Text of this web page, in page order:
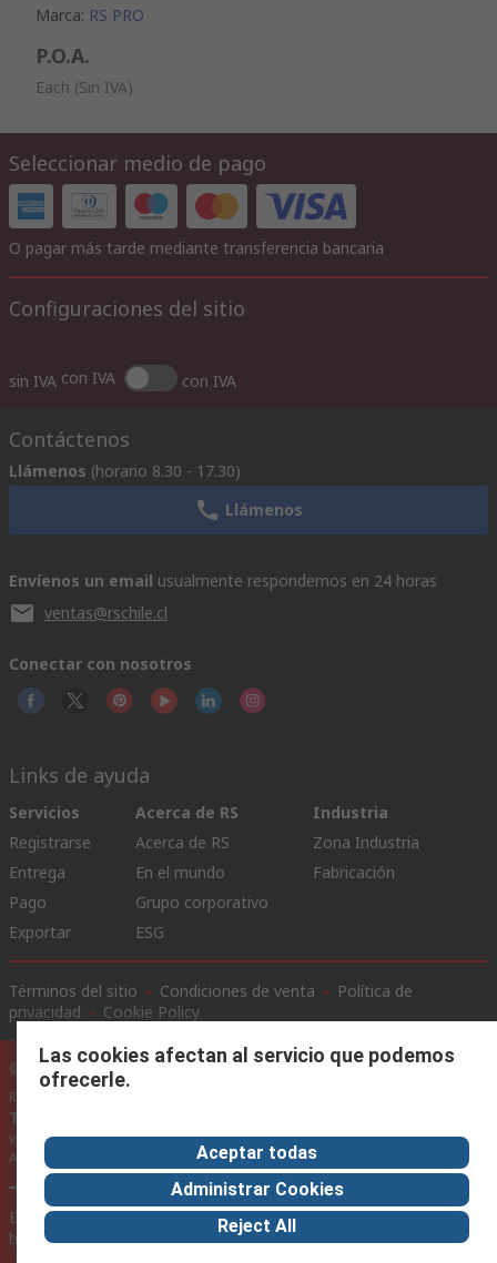
Marca: RS PRO
P.O.A.
Each (Sin IVA)
Seleccionar medio de pago
O pagar más tarde mediante transferencia bancaria
Configuraciones del sitio
sin IVA con IVA con IVA
Contáctenos
Llámenos (horario 8.30 - 17.30)
Llámenos
Envíenos un email usualmente respondemos en 24 horas
ventas@rschile.cl
Conectar con nosotros
Links de ayuda
Servicios
Registrarse
Entrega
Pago
Exportar
Acerca de RS
Acerca de RS
En el mundo
Grupo corporativo
ESG
Industria
Zona Industria
Fabricación
Términos del sitio Condiciones de venta
Política de
privacidad
Cookie Policy
©RS Group Ltd. 2020
RS Group Ltda.
Teléfonos
ventas@rschile.cl
Ayuda
Este sitio web ha sido desarrollado por Catalogue solutions Ltd
bajo licencia por RS Group Ltd
Las cookies afectan al servicio que podemos
ofrecerle.
Aceptar todas
Administrar Cookies
Reject All